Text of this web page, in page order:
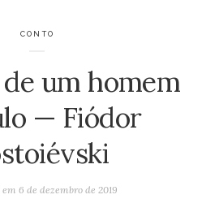
CONTO
um homem
— Fiódor
em 6 de dezembro de 2019